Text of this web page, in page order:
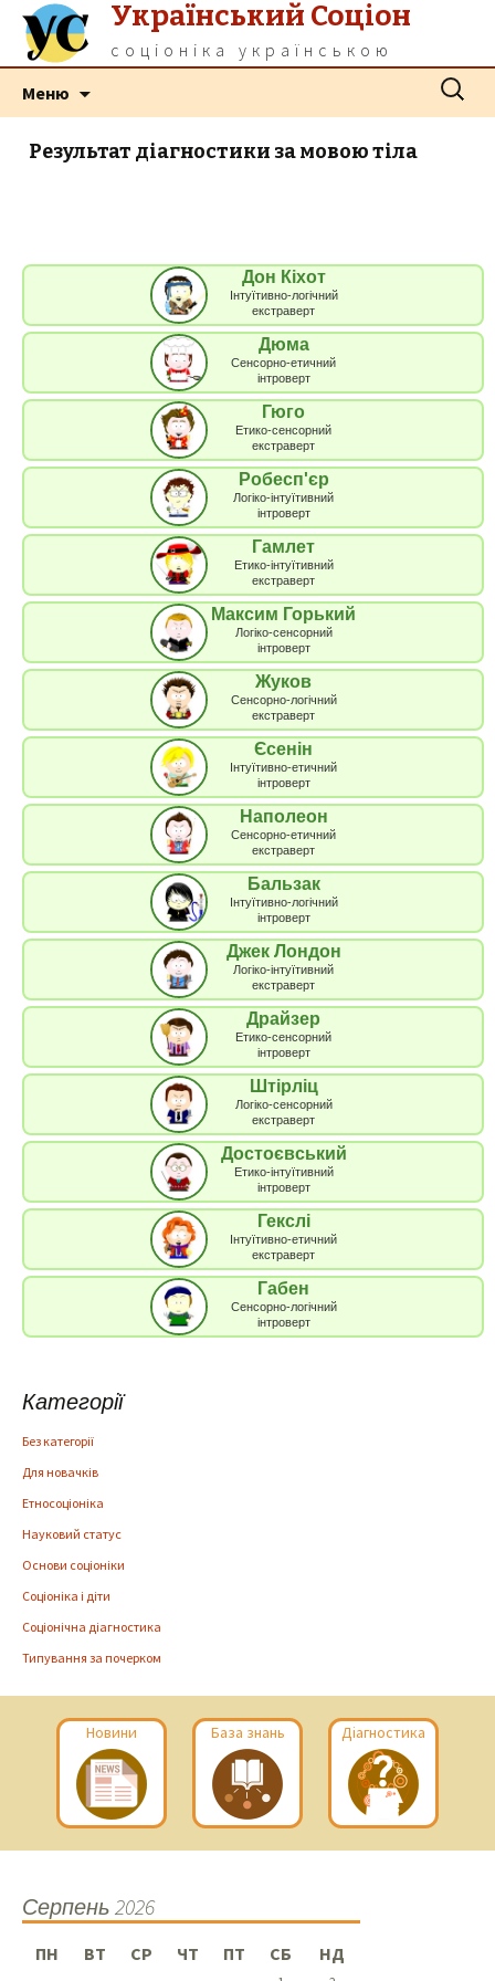
Український Соціон
соціоніка українською
Меню
Пошук:
Результат діагностики за мовою тіла
Дон Кіхот
Інтуїтивно-логічний
екстраверт
Дюма
Сенсорно-етичний
інтроверт
Гюго
Етико-сенсорний
екстраверт
Робесп'єр
Логіко-інтуїтивний
інтроверт
Гамлет
Етико-інтуїтивний
екстраверт
Максим Горький
Логіко-сенсорний
інтроверт
Жуков
Сенсорно-логічний
екстраверт
Єсенін
Інтуїтивно-етичний
інтроверт
Наполеон
Сенсорно-етичний
екстраверт
Бальзак
Інтуїтивно-логічний
інтроверт
Джек Лондон
Логіко-інтуїтивний
екстраверт
Драйзер
Етико-сенсорний
інтроверт
Штірліц
Логіко-сенсорний
екстраверт
Достоєвський
Етико-інтуїтивний
інтроверт
Гекслі
Інтуїтивно-етичний
екстраверт
Габен
Сенсорно-логічний
інтроверт
Категорії
Без категорії
Для новачків
Етносоціоніка
Науковий статус
Основи соціоніки
Соціоніка і діти
Соціонічна діагностика
Типування за почерком
Новини База знань Діагностика
Серпень 2026
ПН ВТ СР ЧТ ПТ СБ НД